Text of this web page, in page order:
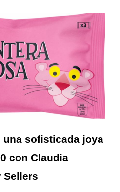
una sofisticada joya
con Claudia
Sellers